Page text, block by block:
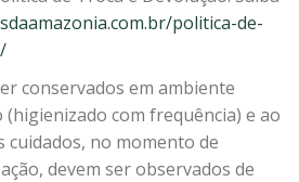
politica-de-
conservados em ambiente
(higienizado com frequência) e ao
cuidados, no momento de
devem ser observados de